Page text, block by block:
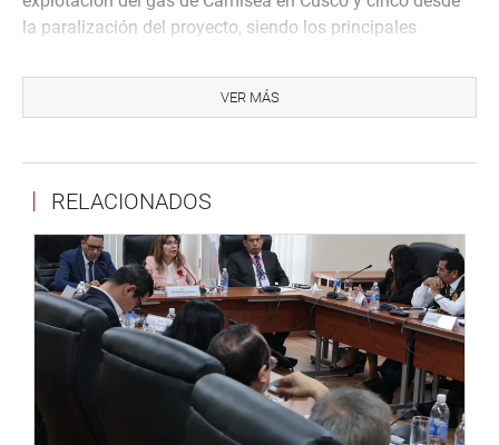
la paralización del proyecto, siendo los principales
de gas natural en zonas urbanas y rurales por falta de
una verdadera estrategia de masificación del gas en la
DESPACHO CONGRESAL
VER MÁS
RELACIONADOS